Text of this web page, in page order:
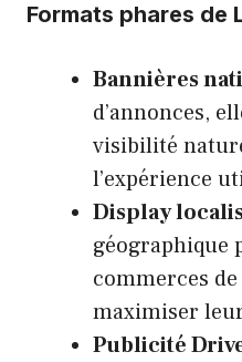
Formats phares de
Bannières
d’annonces,
visibilité
l’expérience
Display
géographique
commerces
maximiser
Publicité